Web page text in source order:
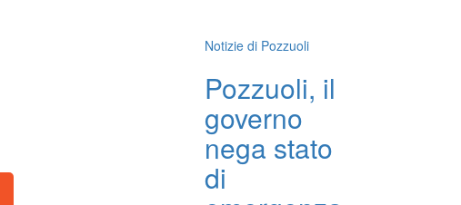
Notizie di Pozzuoli
Pozzuoli, il
governo
nega stato
di